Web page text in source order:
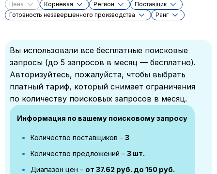
Цена Корневая Регион
Поставщик
Готовность незавершенного производства
Ранг
Вы использовали все бесплатные поисковые
запросы (до 5 запросов в месяц — бесплатно).
Авторизуйтесь, пожалуйста, чтобы выбрать
платный тариф, который снимает ограничения
по количеству поисковых запросов в месяц.
Информация по вашему поисковому запросу
Количество поставщиков – 3
Количество предложений – 3 шт.
Диапазон цен – от 37.62 руб. до 150 руб.